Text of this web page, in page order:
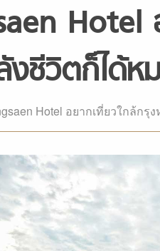
Hotel
ชีวิตก็ได้ห
Hotel อยากเที่ยวใกล้ก